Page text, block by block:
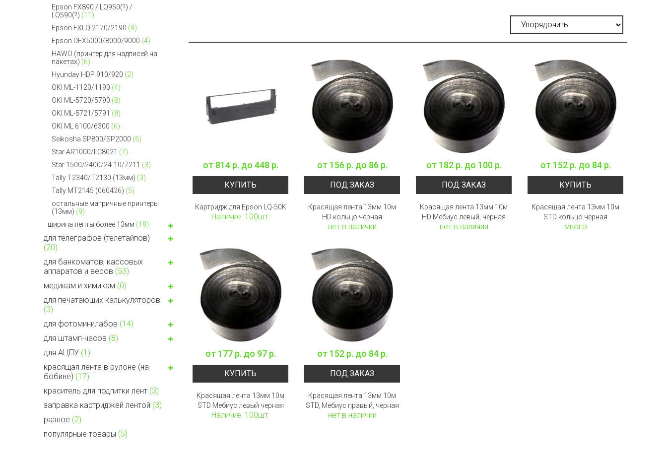
Epson FX890 / LQ950(?) /
LQ590(?) (11)
Epson FXLQ 2170/2190 (9)
Epson DFX5000/8000/9000 (4)
HAWO (принтер для надписей на
пакетах) (6)
Hyunday HDP 910/920 (2)
OKI ML-1120/1190 (4)
OKI ML-5720/5790 (8)
OKI ML-5721/5791 (8)
OKI ML 6100/6300 (6)
Seikosha SP800/SP2000 (5)
Star AR1000/LC8021 (7)
Star 1500/2400/24-10/7211 (3)
Tally T2340/T2130 (13мм) (3)
Tally MT2145 (060426) (5)
остальные матричные принтеры
(13мм) (9)
ширина ленты более 13мм (19)
для телеграфов (телетайпов)
(20)
для банкоматов, кассовых
аппаратов и весов (53)
медикам и химикам (0)
для печатающих калькуляторов
(3)
для фотоминилабов (14)
для штамп-часов (8)
для АЦПУ (1)
красящая лента в рулоне (на
бобине) (17)
краситель для подпитки лент (3)
заправка картриджей лентой (3)
разное (2)
популярные товары (5)
от 814 р. до 448 р.
КУПИТЬ
Картридж для Epson LQ-50K
Наличие: 100шт.
от 156 р. до 86 р.
ПОД ЗАКАЗ
Красящая лента 13мм 10м
HD кольцо черная
нет в наличии
от 182 р. до 100 р.
ПОД ЗАКАЗ
Красящая лента 13мм 10м
HD Мёбиус левый, чёрная
нет в наличии
от 152 р. до 84 р.
КУПИТЬ
Красящая лента 13мм 10м
STD кольцо черная
много
от 177 р. до 97 р.
КУПИТЬ
Красящая лента 13мм 10м
STD Мебиус левый черная
Наличие: 100шт.
от 152 р. до 84 р.
ПОД ЗАКАЗ
Красящая лента 13мм 10м
STD, Мебиус правый, черная
нет в наличии